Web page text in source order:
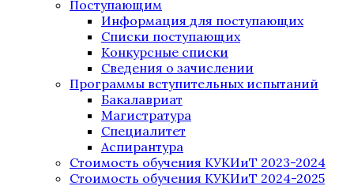
Поступающим
Информация для поступающих
Списки поступающих
Конкурсные списки
Сведения о зачислении
Программы вступительных испытаний
Бакалавриат
Магистратура
Специалитет
Аспирантура
Стоимость обучения КУКИиТ 2023-2024
Стоимость обучения КУКИиТ 2024-2025